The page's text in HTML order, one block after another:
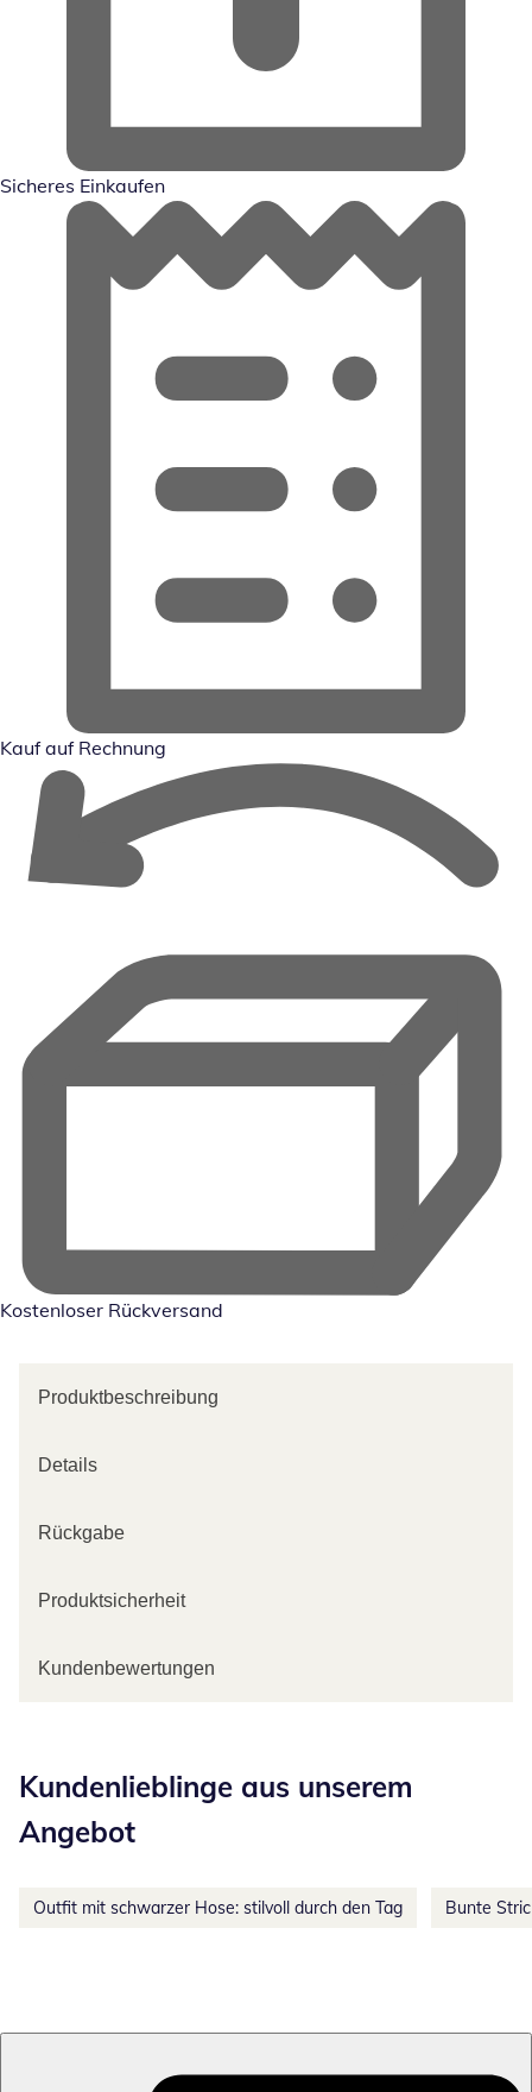
Sicheres Einkaufen
Kauf auf Rechnung
Kostenloser Rückversand
Produktbeschreibung
Details
Rückgabe
Produktsicherheit
Kundenbewertungen
Kundenlieblinge aus unserem
Angebot
Outfit mit schwarzer Hose: stilvoll durch den Tag Bunte